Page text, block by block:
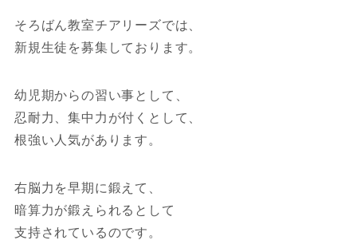
そろばん教室チアリーズでは、
新規生徒を募集しております。
幼児期からの習い事として、
忍耐力、集中力が付くとして、
根強い人気があります。
右脳力を早期に鍛えて、
暗算力が鍛えられるとして
支持されているのです。